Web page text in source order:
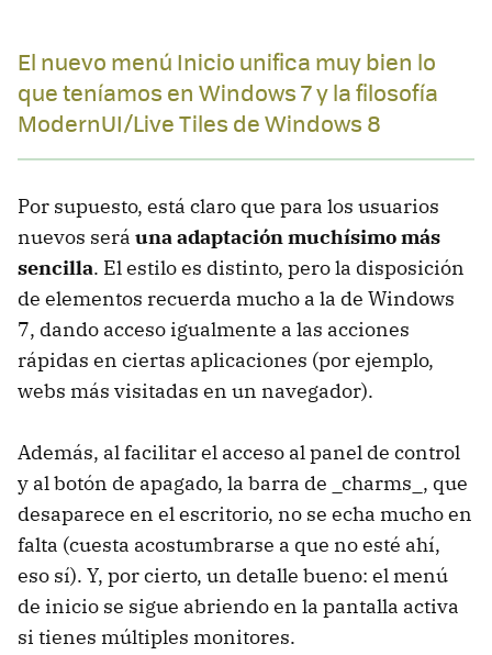
El nuevo menú Inicio unifica muy bien lo
que teníamos en Windows 7 y la filosofía
ModernUI/Live Tiles de Windows 8
Por supuesto, está claro que para los usuarios
nuevos será una adaptación muchísimo más
sencilla. El estilo es distinto, pero la disposición
de elementos recuerda mucho a la de Windows
7, dando acceso igualmente a las acciones
rápidas en ciertas aplicaciones (por ejemplo,
webs más visitadas en un navegador).
Además, al facilitar el acceso al panel de control
y al botón de apagado, la barra de _charms_, que
desaparece en el escritorio, no se echa mucho en
falta (cuesta acostumbrarse a que no esté ahí,
eso sí). Y, por cierto, un detalle bueno: el menú
de inicio se sigue abriendo en la pantalla activa
si tienes múltiples monitores.